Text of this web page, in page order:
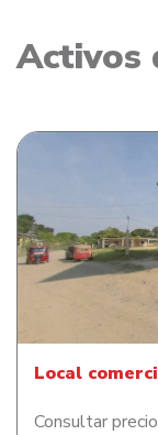
Activos
Local
Local
Consultar precio